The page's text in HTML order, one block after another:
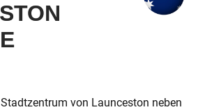
von Launceston neben